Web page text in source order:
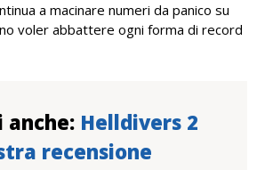
a macinare numeri da panico su
voler abbattere ogni forma di record
anche: Helldivers 2
recensione